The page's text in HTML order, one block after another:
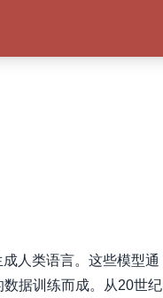
人类语言。这些模型通
据训练而成。从20世纪